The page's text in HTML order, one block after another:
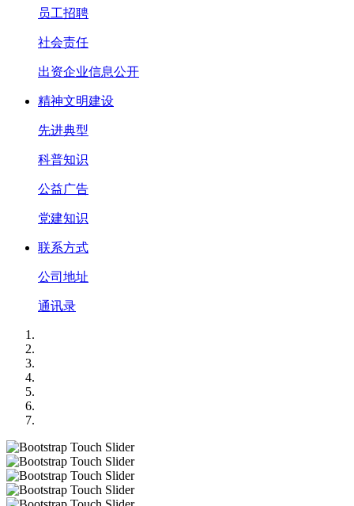
员工招聘
社会责任
出资企业信息公开
精神文明建设
先进典型
科普知识
公益广告
党建知识
联系方式
公司地址
通讯录